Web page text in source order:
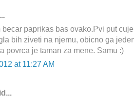
becar paprikas bas ovako.Pvi put
bih ziveti na njemu, obicno ga
povrca je taman za mene. Samu :)
at 11:27 AM